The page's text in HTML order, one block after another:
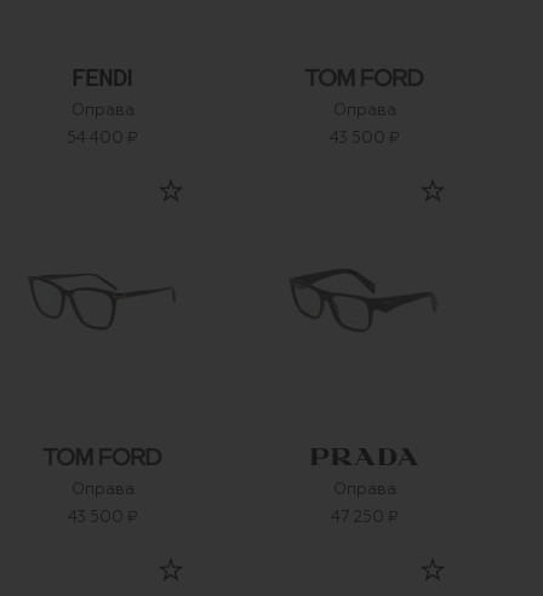
Оправа
54 400 ₽
Оправа
43 500 ₽
Оправа
43 500 ₽
Оправа
47 250 ₽